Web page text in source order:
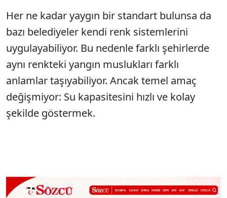
Her ne kadar yaygın bir standart bulunsa da
bazı belediyeler kendi renk sistemlerini
uygulayabiliyor. Bu nedenle farklı şehirlerde
aynı renkteki yangın muslukları farklı
anlamlar taşıyabiliyor. Ancak temel amaç
değişmiyor: Su kapasitesini hızlı ve kolay
şekilde göstermek.